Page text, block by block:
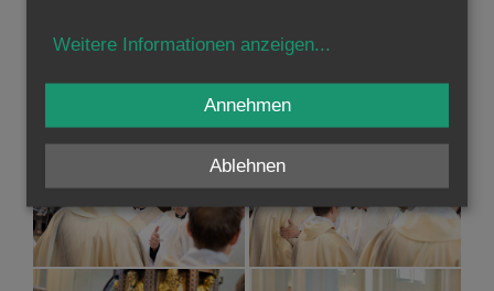
Weitere Informationen anzeigen...
Ablehnen
Annehmen